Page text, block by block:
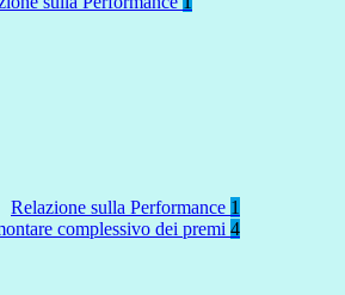
Relazione sulla Performance 1
complessivo dei premi 4